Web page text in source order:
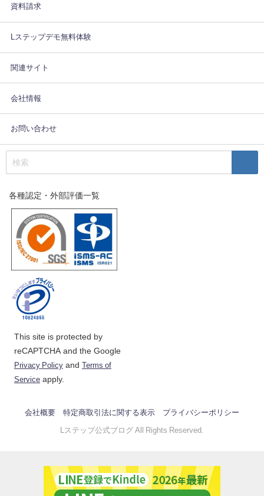
資料請求
Lステップデモ無料体験
関連サイト
会社情報
お問い合わせ
各種認定・外部評価一覧
This site is protected by
reCAPTCHA and the Google
Privacy Policy and Terms of
Service apply.
会社概要 特定商取引法に関する表示 プライバシーポリシー
Lステップ公式ブログ All Rights Reserved.